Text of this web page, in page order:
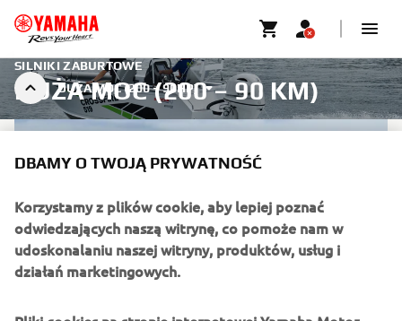
DUŻA MOC (200 – 90HP)
SILNIKI ZABURTOWE
DUŻA MOC (200 – 90 KM)
DBAMY O TWOJĄ PRYWATNOŚĆ
Korzystamy z plików cookie, aby lepiej poznać
odwiedzających naszą witrynę, co pomoże nam w
udoskonalaniu naszej witryny, produktów, usług i
działań marketingowych.